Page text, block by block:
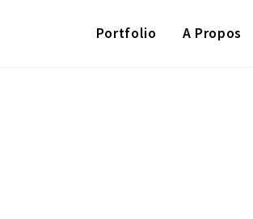
Portfolio A Propos